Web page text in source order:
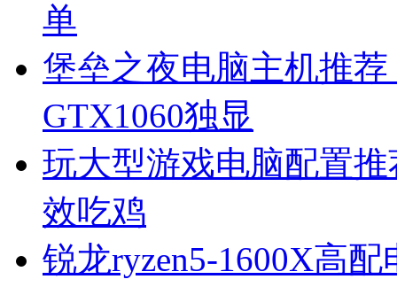
单
堡垒之夜电脑主机推荐
GTX1060独显
玩大型游戏电脑配置推
效吃鸡
锐龙ryzen5-1600X高